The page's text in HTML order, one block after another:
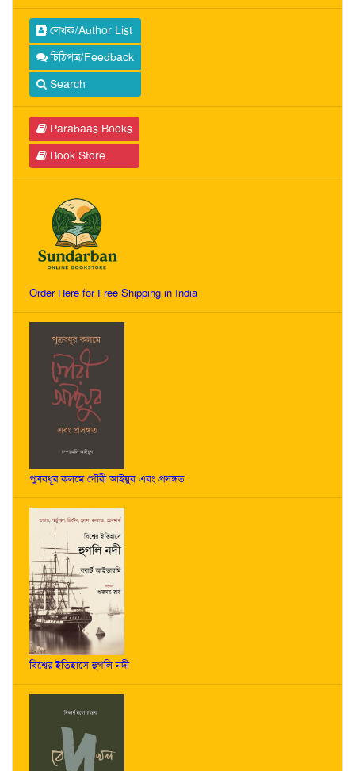
লেখক/Author List
চিঠিপত্র/Feedback
Search
Parabaas Books
Book Store
Order Here for Free Shipping in India
পুত্রবধূর কলমে গৌরী আইয়ুব এবং প্রসঙ্গত
বিশ্বের ইতিহাসে হুগলি নদী